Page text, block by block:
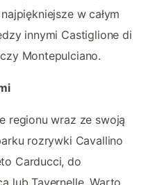
w całym
innymi Castiglione di
Montepulciano.
regionu wraz ze swoją
rozrywki Cavallino
Carducci, do
lub Tavernelle. Warto